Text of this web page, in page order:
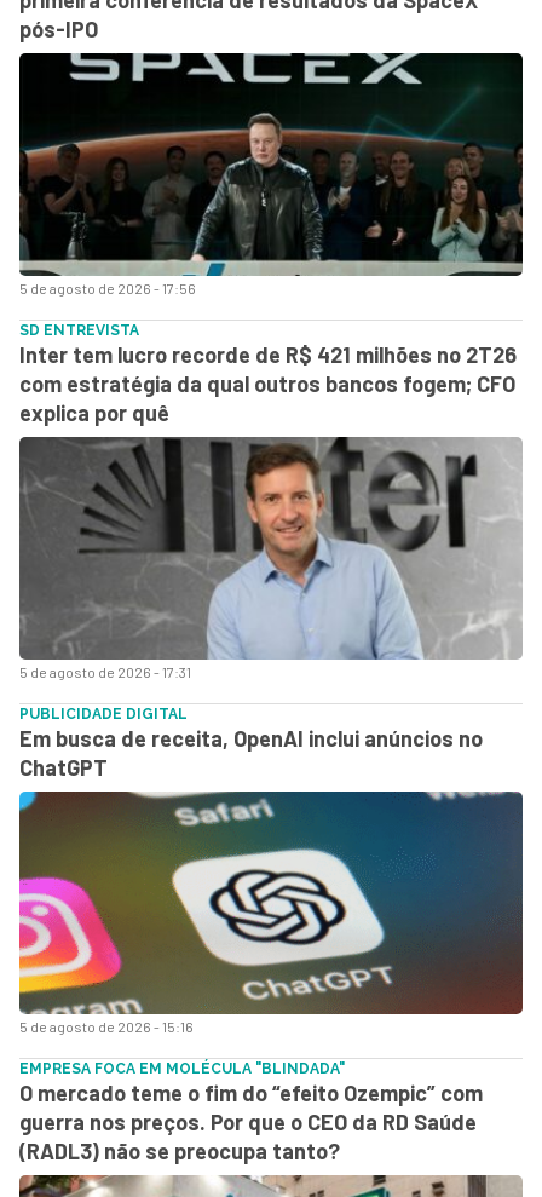
5 de agosto de 2026 - 17:56
pós-IPO
5 de agosto de 2026 - 17:31
SD ENTREVISTA
Inter tem lucro recorde de R$ 421 milhões no 2T26
com estratégia da qual outros bancos fogem; CFO
explica por quê
5 de agosto de 2026 - 15:16
PUBLICIDADE DIGITAL
Em busca de receita, OpenAI inclui anúncios no
ChatGPT
EMPRESA FOCA EM MOLÉCULA "BLINDADA"
O mercado teme o fim do “efeito Ozempic” com
guerra nos preços. Por que o CEO da RD Saúde
(RADL3) não se preocupa tanto?